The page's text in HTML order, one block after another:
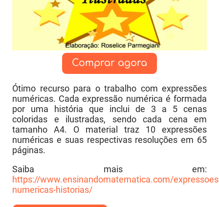
Comprar agora
Ótimo recurso para o trabalho com expressões
numéricas. Cada expressão numérica é formada
por uma história que inclui de 3 a 5 cenas
coloridas e ilustradas, sendo cada cena em
tamanho A4. O material traz 10 expressões
numéricas e suas respectivas resoluções em 65
páginas.
Saiba mais em:
https://www.ensinandomatematica.com/
numericas-historias/